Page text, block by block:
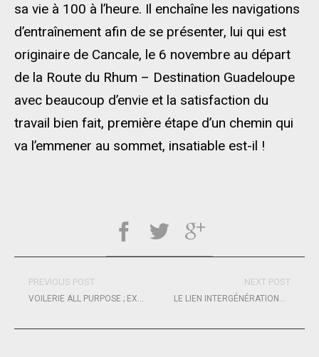
sa vie à 100 à l’heure. Il enchaîne les navigations
d’entraînement afin de se présenter, lui qui est
originaire de Cancale, le 6 novembre au départ
de la Route du Rhum – Destination Guadeloupe
avec beaucoup d’envie et la satisfaction du
travail bien fait, première étape d’un chemin qui
va l’emmener au sommet, insatiable est-il !
PREVIOUS POST
VOILERIE ALL PURPOSE ; EXTENSION, EMBAUCHE, ÉVOLUTION…
NEXT POST
LE LIEN INTERGÉNÉRATIONNEL, « FIL ROUGE » DE L’OPÉRATION DE MÉCÉNAT ATOUT SOLEIL AU SERVICE DES PUBLICS FRAGILISÉS PAR LES CRISES